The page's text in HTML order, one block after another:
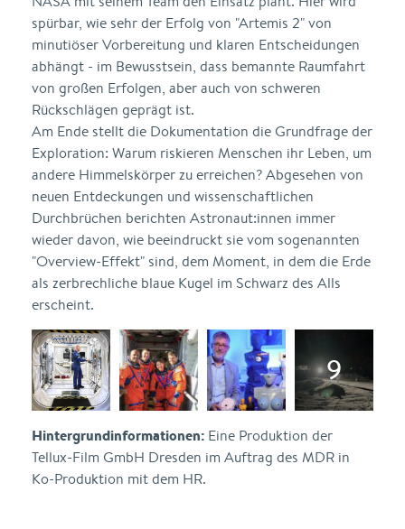
spürbar, wie sehr der Erfolg von "Artemis 2" von
minutiöser Vorbereitung und klaren Entscheidungen
abhängt - im Bewusstsein, dass bemannte Raumfahrt
von großen Erfolgen, aber auch von schweren
Rückschlägen geprägt ist.
Am Ende stellt die Dokumentation die Grundfrage der
Exploration: Warum riskieren Menschen ihr Leben, um
andere Himmelskörper zu erreichen? Abgesehen von
neuen Entdeckungen und wissenschaftlichen
Durchbrüchen berichten Astronaut:innen immer
wieder davon, wie beeindruckt sie vom sogenannten
"Overview-Effekt" sind, dem Moment, in dem die Erde
als zerbrechliche blaue Kugel im Schwarz des Alls
erscheint.
Hintergrundinformationen: Eine Produktion der
Tellux-Film GmbH Dresden im Auftrag des MDR in
Ko-Produktion mit dem HR.